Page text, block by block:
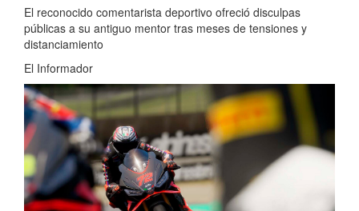
El reconocido comentarista deportivo ofreció disculpas
públicas a su antiguo mentor tras meses de tensiones y
distanciamiento
El Informador